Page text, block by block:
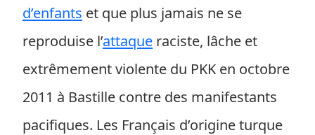
d’enfants et que plus jamais ne se
reproduise l’attaque raciste, lâche et
extrêmement violente du PKK en octobre
2011 à Bastille contre des manifestants
pacifiques. Les Français d’origine turque